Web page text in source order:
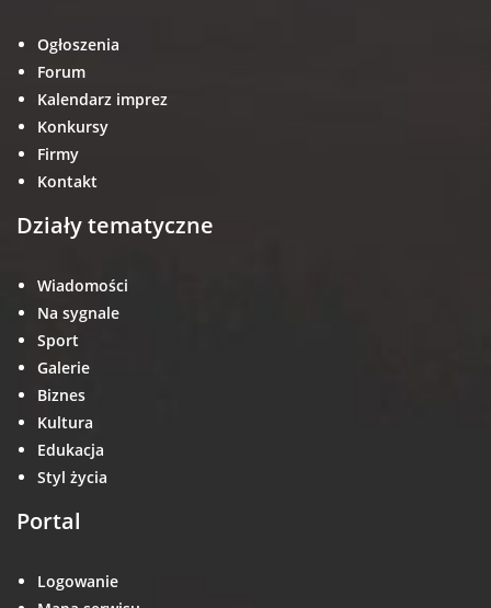
Ogłoszenia
Forum
Kalendarz imprez
Konkursy
Firmy
Kontakt
Działy tematyczne
Wiadomości
Na sygnale
Sport
Galerie
Biznes
Kultura
Edukacja
Styl życia
Portal
Logowanie